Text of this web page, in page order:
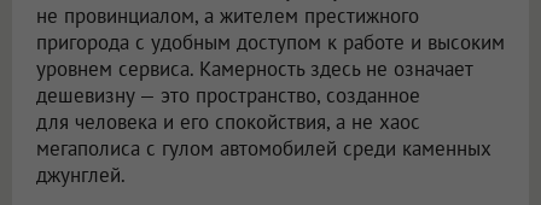
не провинциалом, а жителем престижного
пригорода с удобным доступом к работе и высоким
уровнем сервиса. Камерность здесь не означает
дешевизну — это пространство, созданное
для человека и его спокойствия, а не хаос
мегаполиса с гулом автомобилей среди каменных
джунглей.